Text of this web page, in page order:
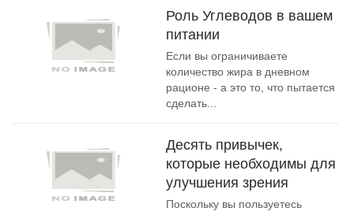
Роль Углеводов в вашем
питании
Если вы ограничиваете
количество жира в дневном
рационе - а это то, что пытается
сделать...
Десять привычек,
которые необходимы для
улучшения зрения
Поскольку вы пользуетесь